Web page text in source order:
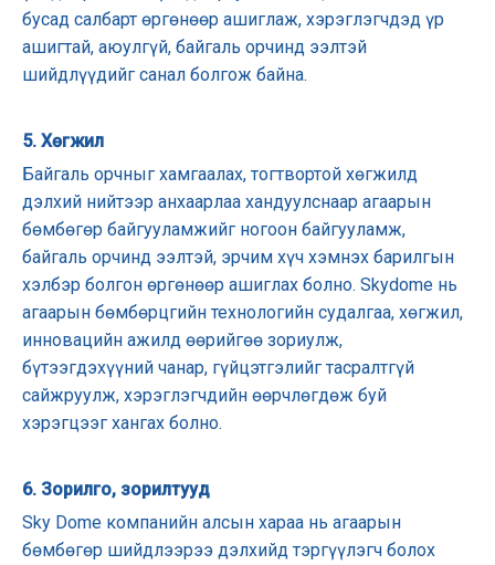
бусад салбарт өргөнөөр ашиглаж, хэрэглэгчдэд үр
ашигтай, аюулгүй, байгаль орчинд ээлтэй
шийдлүүдийг санал болгож байна.
5. Хөгжил
Байгаль орчныг хамгаалах, тогтвортой хөгжилд
дэлхий нийтээр анхаарлаа хандуулснаар агаарын
бөмбөгөр байгууламжийг ногоон байгууламж,
байгаль орчинд ээлтэй, эрчим хүч хэмнэх барилгын
хэлбэр болгон өргөнөөр ашиглах болно. Skydome нь
агаарын бөмбөрцгийн технологийн судалгаа, хөгжил,
инновацийн ажилд өөрийгөө зориулж,
бүтээгдэхүүний чанар, гүйцэтгэлийг тасралтгүй
сайжруулж, хэрэглэгчдийн өөрчлөгдөж буй
хэрэгцээг хангах болно.
6. Зорилго, зорилтууд
Sky Dome компанийн алсын хараа нь агаарын
бөмбөгөр шийдлээрээ дэлхийд тэргүүлэгч болох